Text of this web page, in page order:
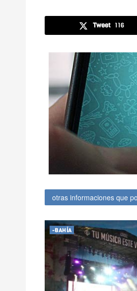
Tweet 116
otras informaciones que
-BAHÍA